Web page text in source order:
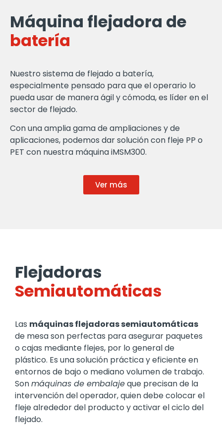
Máquina flejadora de
batería
Nuestro sistema de flejado a batería,
especialmente pensado para que el operario lo
pueda usar de manera ágil y cómoda, es líder en el
sector de flejado.
Con una amplia gama de ampliaciones y de
aplicaciones, podemos dar solución con fleje PP o
PET con nuestra máquina iMSM300.
Ver más
Flejadoras
Semiautomáticas
Las máquinas flejadoras semiautomáticas
de mesa son perfectas para asegurar paquetes
o cajas mediante flejes, por lo general de
plástico. Es una solución práctica y eficiente en
entornos de bajo o mediano volumen de trabajo.
Sonmáquinas de embalajeque precisan de la
intervención del operador, quien debe colocar el
fleje alrededor del producto y activar el ciclo del
flejado.